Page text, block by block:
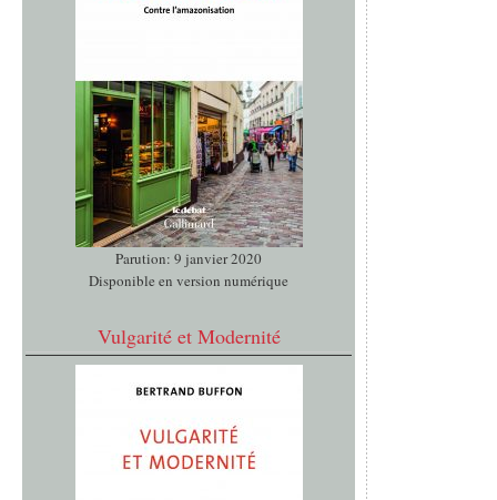
Parution: 9 janvier 2020
Disponible en version numérique
Vulgarité et Modernité